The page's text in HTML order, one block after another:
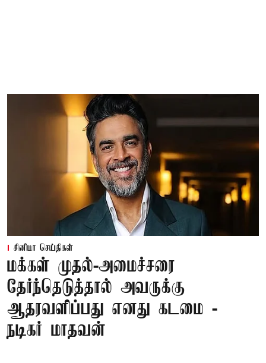
சினிமா செய்திகள்
மக்கள் முதல்-அமைச்சரை
தேர்ந்தெடுத்தால் அவருக்கு
ஆதரவளிப்பது எனது கடமை -
நடிகர் மாதவன்